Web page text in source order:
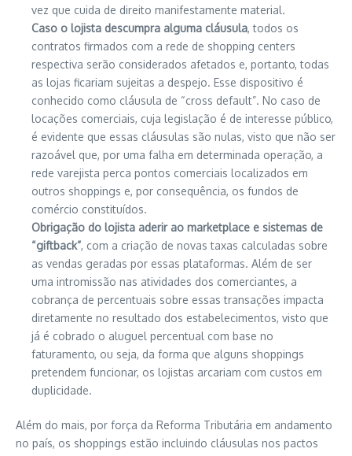
vez que cuida de direito manifestamente material.
Caso o lojista descumpra alguma cláusula, todos os
contratos firmados com a rede de shopping centers
respectiva serão considerados afetados e, portanto, todas
as lojas ficariam sujeitas a despejo. Esse dispositivo é
conhecido como cláusula de “cross default”. No caso de
locações comerciais, cuja legislação é de interesse público,
é evidente que essas cláusulas são nulas, visto que não ser
razoável que, por uma falha em determinada operação, a
rede varejista perca pontos comerciais localizados em
outros shoppings e, por consequência, os fundos de
comércio constituídos.
Obrigação do lojista aderir ao marketplace e sistemas de
“giftback”, com a criação de novas taxas calculadas sobre
as vendas geradas por essas plataformas. Além de ser
uma intromissão nas atividades dos comerciantes, a
cobrança de percentuais sobre essas transações impacta
diretamente no resultado dos estabelecimentos, visto que
já é cobrado o aluguel percentual com base no
faturamento, ou seja, da forma que alguns shoppings
pretendem funcionar, os lojistas arcariam com custos em
duplicidade.
Além do mais, por força da Reforma Tributária em andamento
no país, os shoppings estão incluindo cláusulas nos pactos